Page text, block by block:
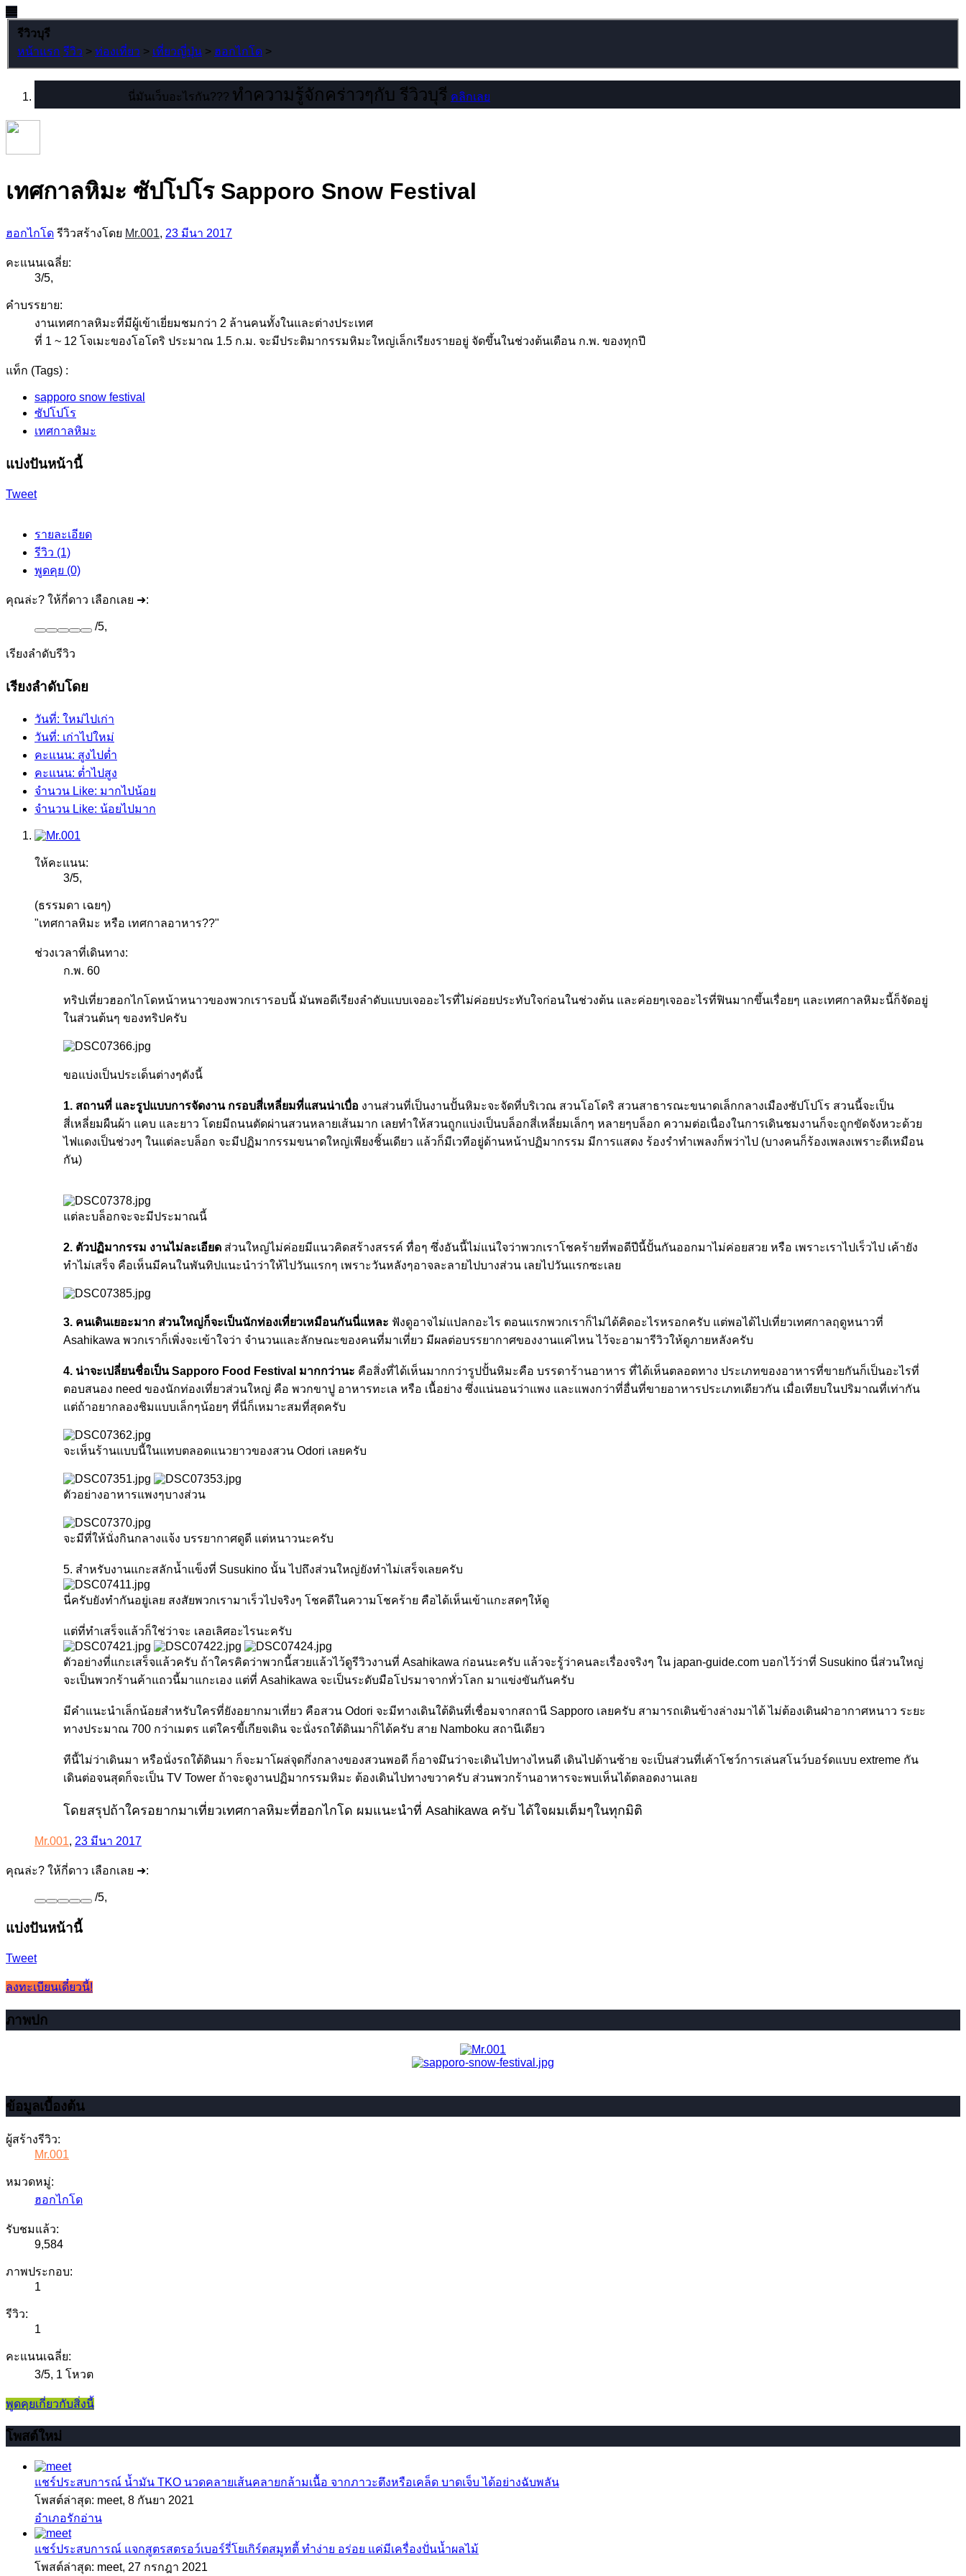
รีวิวบุรี
หน้าแรก รีวิว > ท่องเที่ยว > เที่ยวญี่ปุ่น > ฮอกไกโด >
นี่มันเว็บอะไรกัน??? ทำความรู้จักคร่าวๆกับ รีวิวบุรี คลิกเลย
เทศกาลหิมะ ซัปโปโร Sapporo Snow Festival
ฮอกไกโด รีวิวสร้างโดย Mr.001, 23 มีนา 2017
คะแนนเฉลี่ย:
3/5,
คำบรรยาย:
งานเทศกาลหิมะที่มีผู้เข้าเยี่ยมชมกว่า 2 ล้านคนทั้งในและต่างประเทศ
ที่ 1 ~ 12 โจเมะของโอโดริ ประมาณ 1.5 ก.ม. จะมีประติมากรรมหิมะใหญ่เล็กเรียงรายอยู่ จัดขึ้นในช่วงต้นเดือน ก.พ. ของทุกปี
แท็ก (Tags) :
sapporo snow festival
ซัปโปโร
เทศกาลหิมะ
แบ่งปันหน้านี้
Tweet
รายละเอียด
รีวิว (1)
พูดคุย (0)
คุณล่ะ? ให้กี่ดาว เลือกเลย ➜:
/5,
เรียงลำดับรีวิว
เรียงลำดับโดย
วันที่: ใหม่ไปเก่า
วันที่: เก่าไปใหม่
คะแนน: สูงไปต่ำ
คะแนน: ต่ำไปสูง
จำนวน Like: มากไปน้อย
จำนวน Like: น้อยไปมาก
ให้คะแนน:
3/5,
(ธรรมดา เฉยๆ)
"เทศกาลหิมะ หรือ เทศกาลอาหาร??"
ช่วงเวลาที่เดินทาง:
ก.พ. 60
ทริปเที่ยวฮอกไกโดหน้าหนาวของพวกเรารอบนี้ มันพอดีเรียงลำดับแบบเจออะไรที่ไม่ค่อยประทับใจก่อนในช่วงต้น และค่อยๆเจออะไรที่ฟินมากขึ้นเรื่อยๆ และเทศกาลหิมะนี้ก็จัดอยู่
ในส่วนต้นๆ ของทริปครับ
ขอแบ่งเป็นประเด็นต่างๆดังนี้
1. สถานที่ และรูปแบบการจัดงาน กรอบสี่เหลี่ยมที่แสนน่าเบื่อ งานส่วนที่เป็นงานปั้นหิมะจะจัดที่บริเวณ สวนโอโดริ สวนสาธารณะขนาดเล็กกลางเมืองซัปโปโร สวนนี้จะเป็น
สี่เหลี่ยมผืนผ้า แคบ และยาว โดยมีถนนตัดผ่านสวนหลายเส้นมาก เลยทำให้สวนถูกแบ่งเป็นบล็อกสี่เหลี่ยมเล็กๆ หลายๆบล็อก ความต่อเนื่องในการเดินชมงานก็จะถูกขัดจังหวะด้วย
ไฟแดงเป็นช่วงๆ ในแต่ละบล็อก จะมีปฏิมากรรมขนาดใหญ่เพียงชิ้นเดียว แล้วก็มีเวทีอยู่ด้านหน้าปฏิมากรรม มีการแสดง ร้องรำทำเพลงก็พว่าไป (บางคนก็ร้องเพลงเพราะดีเหมือน
กัน)
แต่ละบล็อกจะจะมีประมาณนี้
2. ตัวปฏิมากรรม งานไม่ละเอียด ส่วนใหญ่ไม่ค่อยมีแนวคิดสร้างสรรค์ ทื่อๆ ซึ่งอันนี้ไม่แน่ใจว่าพวกเราโชคร้ายที่พอดีปีนี้ปั้นกันออกมาไม่ค่อยสวย หรือ เพราะเราไปเร็วไป เค้ายัง
ทำไม่เสร็จ คือเห็นมีคนในพันทิปแนะนำว่าให้ไปวันแรกๆ เพราะวันหลังๆอาจละลายไปบางส่วน เลยไปวันแรกซะเลย
3. คนเดินเยอะมาก ส่วนใหญ่ก็จะเป็นนักท่องเที่ยวเหมือนกันนี่แหละ ฟังดูอาจไม่แปลกอะไร ตอนแรกพวกเราก็ไม่ได้คิดอะไรหรอกครับ แต่พอได้ไปเที่ยวเทศกาลฤดูหนาวที่
Asahikawa พวกเราก็เพิ่งจะเข้าใจว่า จำนวนและลักษณะของคนที่มาเที่ยว มีผลต่อบรรยากาศของงานแค่ไหน ไว้จะอามารีวิวให้ดูภายหลังครับ
4. น่าจะเปลี่ยนชื่อเป็น Sapporo Food Festival มากกว่านะ คือสิ่งที่ได้เห็นมากกว่ารูปปั้นหิมะคือ บรรดาร้านอาหาร ที่ได้เห็นตลอดทาง ประเภทของอาหารที่ขายกันก็เป็นอะไรที่
ตอบสนอง need ของนักท่องเที่ยวส่วนใหญ่ คือ พวกขาปู อาหารทะเล หรือ เนื้อย่าง ซึ่งแน่นอนว่าแพง และแพงกว่าที่อื่นที่ขายอาหารประเภทเดียวกัน เมื่อเทียบในปริมาณที่เท่ากัน
แต่ถ้าอยากลองชิมแบบเล็กๆน้อยๆ ที่นี่ก็เหมาะสมที่สุดครับ
จะเห็นร้านแบบนี้ในแทบตลอดแนวยาวของสวน Odori เลยครับ
ตัวอย่างอาหารแพงๆบางส่วน
จะมีที่ให้นั่งกินกลางแจ้ง บรรยากาศดูดี แต่หนาวนะครับ
5. สำหรับงานแกะสลักน้ำแข็งที่ Susukino นั้น ไปถึงส่วนใหญ่ยังทำไม่เสร็จเลยครับ
นี่ครับยังทำกันอยู่เลย สงสัยพวกเรามาเร็วไปจริงๆ โชคดีในความโชคร้าย คือได้เห็นเข้าแกะสดๆให้ดู
แต่ที่ทำเสร็จแล้วก็ใช่ว่าจะ เลอเลิศอะไรนะครับ
ตัวอย่างที่แกะเสร็จแล้วครับ ถ้าใครคิดว่าพวกนี้สวยแล้วไว้ดูรีวิวงานที่ Asahikawa ก่อนนะครับ แล้วจะรู้ว่าคนละเรื่องจริงๆ ใน japan-guide.com บอกไว้ว่าที่ Susukino นี่ส่วนใหญ่
จะเป็นพวกร้านค้าแถวนี้มาแกะเอง แต่ที่ Asahikawa จะเป็นระดับมือโปรมาจากทั่วโลก มาแข่งขันกันครับ
มีคำแนะนำเล็กน้อยสำหรับใครที่ยังอยากมาเที่ยว คือสวน Odori จะมีทางเดินใต้ดินที่เชื่อมจากสถานี Sapporo เลยครับ สามารถเดินข้างล่างมาได้ ไม่ต้องเดินฝ่าอากาศหนาว ระยะ
ทางประมาณ 700 กว่าเมตร แต่ใครขี้เกียจเดิน จะนั่งรถใต้ดินมาก็ได้ครับ สาย Namboku สถานีเดียว
ทีนี้ไม่ว่าเดินมา หรือนั่งรถใต้ดินมา ก็จะมาโผล่จุดกึ่งกลางของสวนพอดี ก็อาจมึนว่าจะเดินไปทางไหนดี เดินไปด้านซ้าย จะเป็นส่วนที่เค้าโชว์การเล่นสโนว์บอร์ดแบบ extreme กัน
เดินต่อจนสุดก็จะเป็น TV Tower ถ้าจะดูงานปฏิมากรรมหิมะ ต้องเดินไปทางขวาครับ ส่วนพวกร้านอาหารจะพบเห็นได้ตลอดงานเลย
โดยสรุปถ้าใครอยากมาเที่ยวเทศกาลหิมะที่ฮอกไกโด ผมแนะนำที่ Asahikawa ครับ ได้ใจผมเต็มๆในทุกมิติ
Mr.001, 23 มีนา 2017
คุณล่ะ? ให้กี่ดาว เลือกเลย ➜:
/5,
แบ่งปันหน้านี้
Tweet
ลงทะเบียนเดี๋ยวนี้!
ภาพปก
ข้อมูลเบื้องต้น
ผู้สร้างรีวิว:
Mr.001
หมวดหมู่:
ฮอกไกโด
รับชมแล้ว:
9,584
ภาพประกอบ:
1
รีวิว:
1
คะแนนเฉลี่ย:
3/5, 1 โหวต
พูดคุยเกี่ยวกับสิ่งนี้
โพสต์ใหม่
แชร์ประสบการณ์ น้ำมัน TKO นวดคลายเส้นคลายกล้ามเนื้อ จากภาวะตึงหรือเคล็ด บาดเจ็บ ได้อย่างฉับพลัน
โพสต์ล่าสุด: meet, 8 กันยา 2021
อำเภอรักอ่าน
แชร์ประสบการณ์ แจกสูตรสตรอว์เบอร์รี่โยเกิร์ตสมูทตี้ ทำง่าย อร่อย แค่มีเครื่องปั่นน้ำผลไม้
โพสต์ล่าสุด: meet, 27 กรกฎา 2021